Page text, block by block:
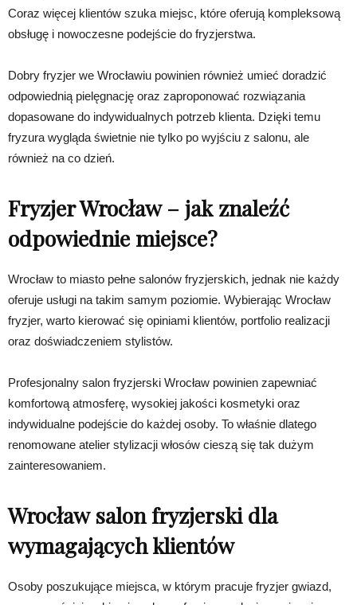
Coraz więcej klientów szuka miejsc, które oferują kompleksową
obsługę i nowoczesne podejście do fryzjerstwa.
Dobry fryzjer we Wrocławiu powinien również umieć doradzić
odpowiednią pielęgnację oraz zaproponować rozwiązania
dopasowane do indywidualnych potrzeb klienta. Dzięki temu
fryzura wygląda świetnie nie tylko po wyjściu z salonu, ale
również na co dzień.
Fryzjer Wrocław – jak znaleźć
odpowiednie miejsce?
Wrocław to miasto pełne salonów fryzjerskich, jednak nie każdy
oferuje usługi na takim samym poziomie. Wybierając Wrocław
fryzjer, warto kierować się opiniami klientów, portfolio realizacji
oraz doświadczeniem stylistów.
Profesjonalny salon fryzjerski Wrocław powinien zapewniać
komfortową atmosferę, wysokiej jakości kosmetyki oraz
indywidualne podejście do każdej osoby. To właśnie dlatego
renomowane atelier stylizacji włosów cieszą się tak dużym
zainteresowaniem.
Wrocław salon fryzjerski dla
wymagających klientów
Osoby poszukujące miejsca, w którym pracuje fryzjer gwiazd,